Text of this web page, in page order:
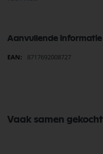
Aanvullende informatie
Meer
8717692008727
Vaak samen gekocht